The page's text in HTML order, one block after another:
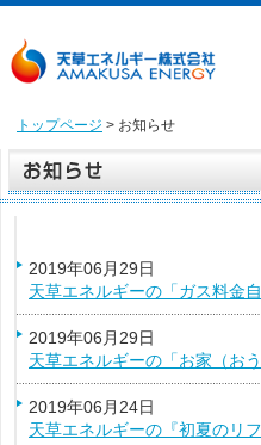
トップページ > お知らせ
2019年06月29日
天草エネルギーの「ガス料金
2019年06月29日
天草エネルギーの「お家（お
2019年06月24日
天草エネルギーの『初夏のリ